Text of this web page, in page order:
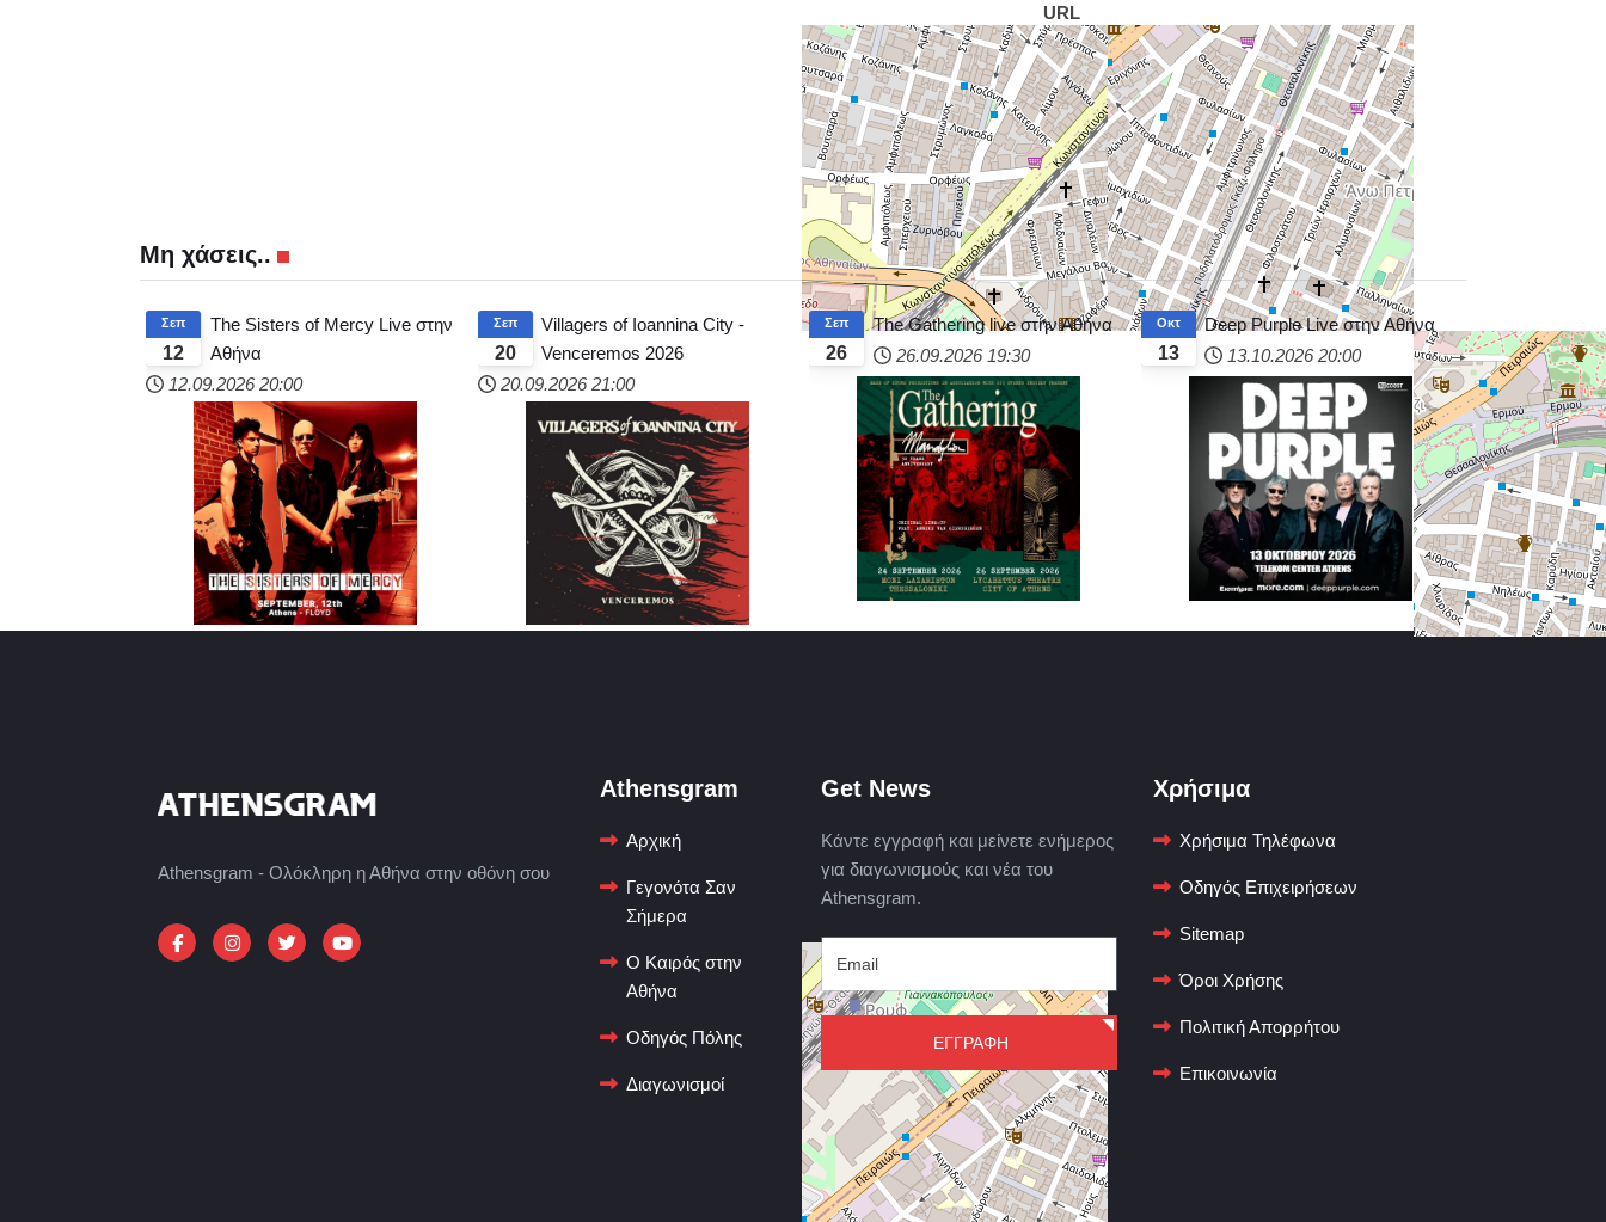
URL
https://www.floyd.gr
Μη χάσεις..
12
Σεπ
The Sisters of Mercy Live στην
Αθήνα
12.09.2026 20:00
20
Σεπ
Villagers of Ioannina City -
Venceremos 2026
20.09.2026 21:00
26
Σεπ
The Gathering live στην Αθήνα
26.09.2026 19:30 13
Οκτ
Deep Purple Live στην Αθήνα
13.10.2026 20:00
Athensgram - Ολόκληρη η Αθήνα στην οθόνη σου
Athensgram
Αρχική
Γεγονότα Σαν
Σήμερα
Ο Καιρός στην
Αθήνα
Οδηγός Πόλης
Διαγωνισμοί
Get News
Κάντε εγγραφή και μείνετε ενήμερος
για διαγωνισμούς και νέα του
Athensgram.
ΕΓΓΡΑΦΗ
Χρήσιμα
Χρήσιμα Τηλέφωνα
Οδηγός Επιχειρήσεων
Sitemap
Όροι Χρήσης
Πολιτική Απορρήτου
Επικοινωνία